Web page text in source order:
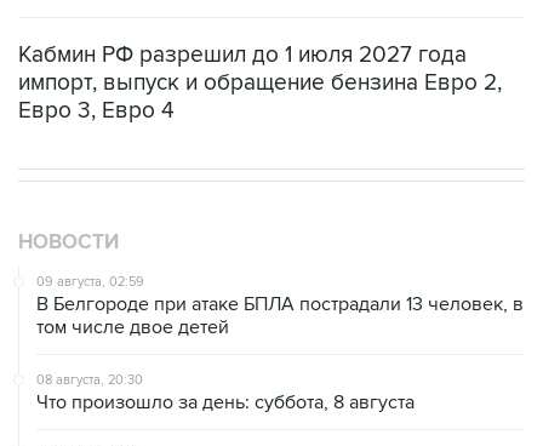
Кабмин РФ разрешил до 1 июля 2027 года
импорт, выпуск и обращение бензина Евро 2,
Евро 3, Евро 4
НОВОСТИ
09 августа, 02:59
В Белгороде при атаке БПЛА пострадали 13 человек, в
том числе двое детей
08 августа, 20:30
Что произошло за день: суббота, 8 августа